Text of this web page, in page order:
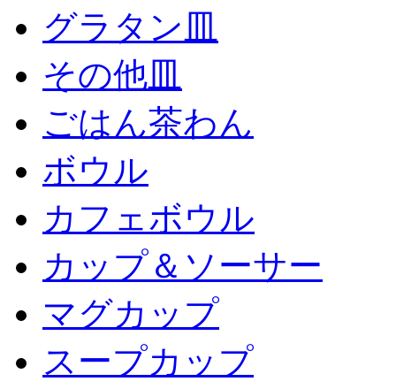
グラタン皿
その他皿
ごはん茶わん
ボウル
カフェボウル
カップ＆ソーサー
マグカップ
スープカップ